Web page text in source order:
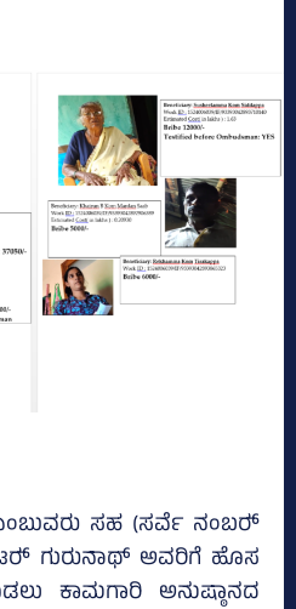
ಸಹ (ಸರ್ವೆ ನಂಬರ್‍‌
ಗುರುನಾಥ್‌ ಅವರಿಗೆ ಹೊಸ
ಕಾಮಗಾರಿ ಅನುಷ್ಠಾನದ